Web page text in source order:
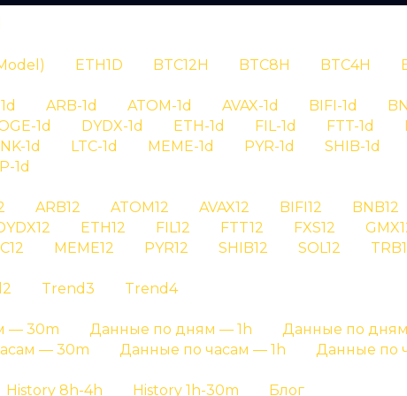
ETH1D BTC12H BTC8H BTC4H
ARB-1d ATOM-1d AVAX-1d BIFI-1d
1d DYDX-1d ETH-1d FIL-1d FTT-1d
1d LTC-1d MEME-1d PYR-1d SHIB-1d
1d
ARB12 ATOM12 AVAX12 BIFI12 BNB12
ETH12 FIL12 FTT12 FXS12
MEME12 PYR12 SHIB12 SOL12
Trend3
Trend4
— 30m
Данные по дням — 1h Данные по
— 30m
Данные по часам — 1h Данные по
History 8h-4h History 1h-30m Блог
сигналов
aave на графике результатов и на отдельных
Главная страница» История сигналов